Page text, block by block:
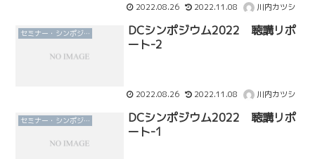
2022.08.26 2022.11.08 川内カツシ
セミナー・シンポジウム
DCシンポジウム2022 聴講リポ
ート-2
2022.08.26 2022.11.08 川内カツシ
セミナー・シンポジウム
DCシンポジウム2022 聴講リポ
ート-1